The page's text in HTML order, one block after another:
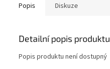
Popis Diskuze
Detailní popis produktu
Popis produktu není dostupný